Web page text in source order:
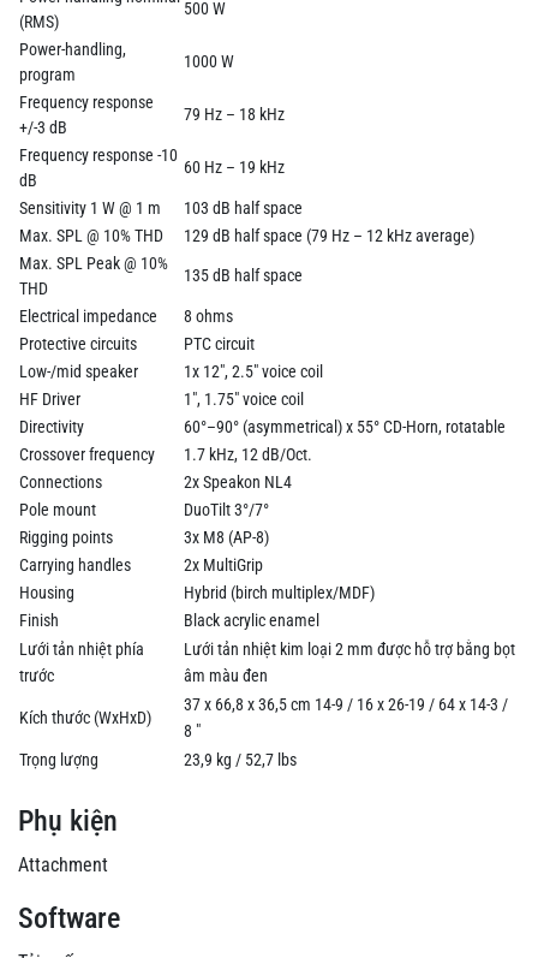
(RMS)
500 W
Power-handling,
program
1000 W
Frequency response
+/-3 dB
79 Hz – 18 kHz
Frequency response -10
dB
60 Hz – 19 kHz
Sensitivity 1 W @ 1 m
103 dB half space
Max. SPL @ 10% THD
129 dB half space (79 Hz – 12 kHz average)
Max. SPL Peak @ 10%
THD
135 dB half space
Electrical impedance
8 ohms
Protective circuits
PTC circuit
Low-/mid speaker
1x 12", 2.5" voice coil
HF Driver
1", 1.75" voice coil
Directivity
60°–90° (asymmetrical) x 55° CD-Horn, rotatable
Crossover frequency
1.7 kHz, 12 dB/Oct.
Connections
2x Speakon NL4
Pole mount
DuoTilt 3°/7°
Rigging points
3x M8 (AP-8)
Carrying handles
2x MultiGrip
Housing
Hybrid (birch multiplex/MDF)
Finish
Black acrylic enamel
Lưới tản nhiệt phía
trước
Lưới tản nhiệt kim loại 2 mm được hỗ trợ bằng bọt
âm màu đen
Kích thước (WxHxD)
37 x 66,8 x 36,5 cm 14-9 / 16 x 26-19 / 64 x 14-3 /
8 "
Trọng lượng
23,9 kg / 52,7 lbs
Phụ kiện
Attachment
Software